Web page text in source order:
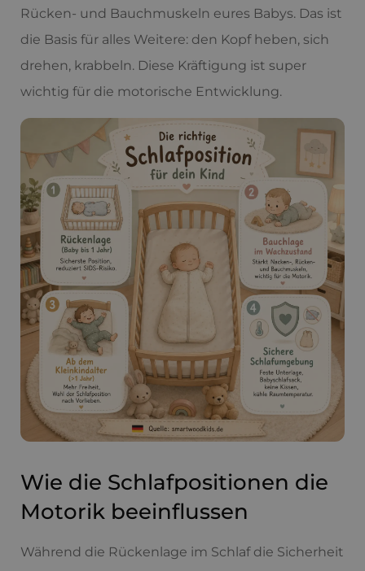
Rücken- und Bauchmuskeln eures Babys. Das ist
die Basis für alles Weitere: den Kopf heben, sich
drehen, krabbeln. Diese Kräftigung ist super
wichtig für die motorische Entwicklung.
Wie die Schlafpositionen die
Motorik beeinflussen
Während die Rückenlage im Schlaf die Sicherheit